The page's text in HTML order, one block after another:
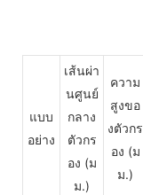
แบบ
อย่าง
เส้นผ่า
นศูนย์
กลาง
ตัวกร
อง (ม
ม.)
ความ
สูงขอ
งตัวกร
อง (ม
ม.)